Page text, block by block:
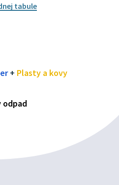
tabule
+ Plasty a kovy
odpad